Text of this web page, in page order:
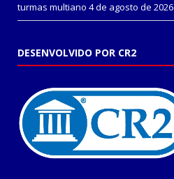
turmas multiano 4 de agosto de 2026
DESENVOLVIDO POR CR2